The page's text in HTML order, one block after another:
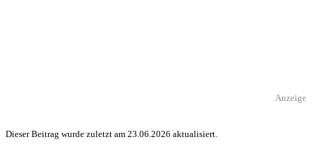
Anzeige
Dieser Beitrag wurde zuletzt am 23.06.2026 aktualisiert.